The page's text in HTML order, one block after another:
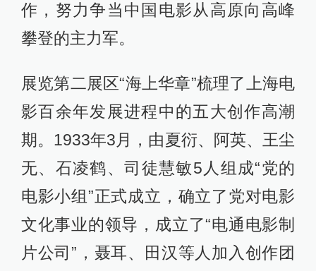
作，努力争当中国电影从高原向高峰
攀登的主力军。
展览第二展区“海上华章”梳理了上海电
影百余年发展进程中的五大创作高潮
期。1933年3月，由夏衍、阿英、王尘
无、石凌鹤、司徒慧敏5人组成“党的
电影小组”正式成立，确立了党对电影
文化事业的领导，成立了“电通电影制
片公司”，聂耳、田汉等人加入创作团